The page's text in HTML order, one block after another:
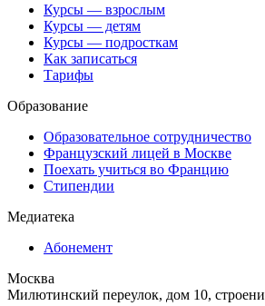
Курсы — взрослым
Курсы — детям
Курсы — подросткам
Как записаться
Тарифы
Образование
Образовательное сотрудничество
Французский лицей в Москве
Поехать учиться во Францию
Стипендии
Медиатека
Абонемент
Москва
Милютинский переулок, дом 10,